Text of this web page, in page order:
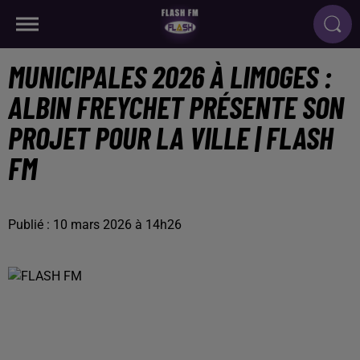
MUNICIPALES 2026 À LIMOGES :
ALBIN FREYCHET PRÉSENTE SON
PROJET POUR LA VILLE | FLASH
FM
Publié : 10 mars 2026 à 14h26